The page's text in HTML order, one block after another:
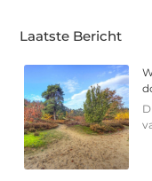
Laatste Bericht